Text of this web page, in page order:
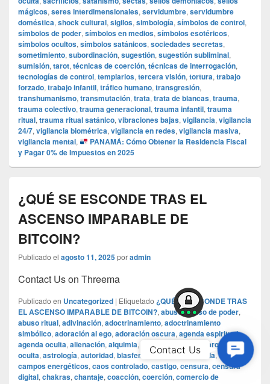
mágicos, seres interdimensionales, servidumbre, servidumbre
doméstica, shock cultural, sigilos, simbología, símbolos de control,
símbolos de poder, símbolos en medios, símbolos esotéricos,
símbolos ocultos, símbolos satánicos, sociedades secretas,
sometimiento, subordinación, sugestión, sugestión subliminal,
sumisión, tarot, técnicas de coerción, técnicas de interrogación,
tecnologías de control, templarios, tercera visión, tortura, trabajo
forzado, trabajo infantil, tráfico humano, transgresión,
transhumanismo, transmutación, trata, trata de blancas, trauma,
trauma colectivo, trauma generacional, trauma infantil, trauma
ritual, trauma ritual satánico, vibraciones bajas, vigilancia, vigilancia
24/7, vigilancia biométrica, vigilancia en redes, vigilancia masiva,
vigilancia mental,
PANAMÁ: Cómo Obtener la Residencia Fiscal
y Pagar 0% de Impuestos en 2025
¿QUÉ SE ESCONDE TRAS EL
ASCENSO IMPARABLE DE
BITCOIN?
Publicado el agosto 11, 2025poradmin
Contact Us on Threema
Publicado en Uncategorized | Etiquetado ¿QUÉ SE ESCONDE TRAS
EL ASCENSO IMPARABLE DE BITCOIN?, abuso,abuso de poder,
abuso ritual, adivinación, adoctrinamiento, adoctrinamiento
simbólico, adoración al ego, adoración oscura, agenda espiritual,
agenda oculta, alienación, alquimia, alquimia espiritual
arquitectura
oculta, astrología, autoridad, blasfemia,brutalidad ,cábala,cadenas
campos energéticos, caos controlado, castigo, censura, censura
digital, chakras, chantaje, coacción, coerción, comercio de
Us
Contact Us